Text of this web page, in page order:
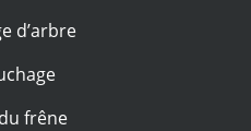
d’arbre
frêne